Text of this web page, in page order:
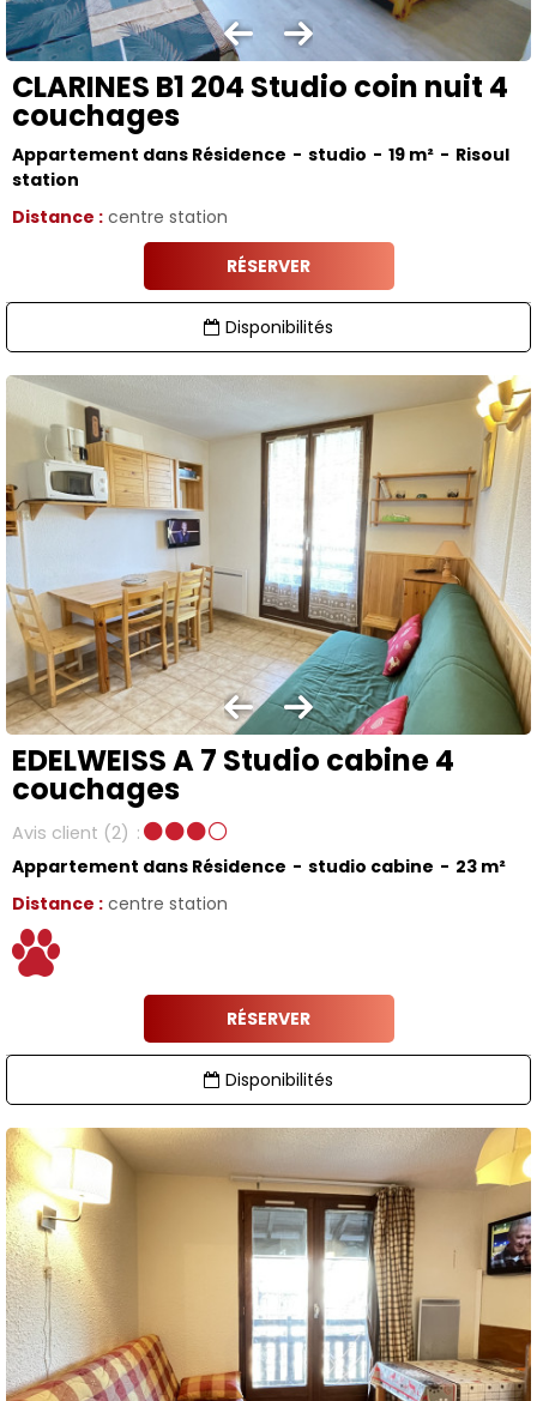
CLARINES B1 204 Studio coin nuit 4
couchages
Distance : centre station
Appartement dans Résidence studio 19 m²
Risoul
station
RÉSERVER
Disponibilités
EDELWEISS A 7 Studio cabine 4
couchages
Avis client (2)
Distance : centre station
Appartement dans Résidence studio cabine 23 m²
RÉSERVER
Disponibilités